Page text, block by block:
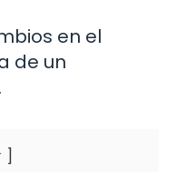
en el
de un